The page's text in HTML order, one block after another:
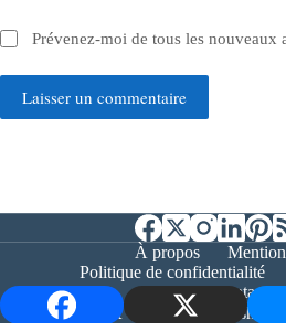
Prévenez-moi de tous les nouveaux
Laisser un commentaire
À propos
Politique de confidentialité
Contact
Copyright © 2026 -